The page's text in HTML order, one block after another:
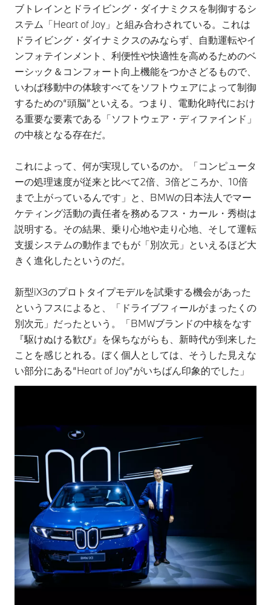
ブトレインとドライビング・ダイナミクスを制御するシ
ステム「Heart of Joy」と組み合わされている。これは
ドライビング・ダイナミクスのみならず、自動運転やイ
ンフォテインメント、利便性や快適性を高めるためのベ
ーシック＆コンフォート向上機能をつかさどるもので、
いわば移動中の体験すべてをソフトウェアによって制御
するための“頭脳”といえる。つまり、電動化時代におけ
る重要な要素である「ソフトウェア・ディファインド」
の中核となる存在だ。
これによって、何が実現しているのか。「コンピュータ
ーの処理速度が従来と比べて2倍、3倍どころか、10倍
まで上がっているんです」と、BMWの日本法人でマー
ケティング活動の責任者を務めるフス・カール・秀樹は
説明する。その結果、乗り心地や走り心地、そして運転
支援システムの動作までもが「別次元」といえるほど大
きく進化したというのだ。
新型iX3のプロトタイプモデルを試乗する機会があった
というフスによると、「ドライブフィールがまったくの
別次元」だったという。「BMWブランドの中核をなす
『駆けぬける歓び』を保ちながらも、新時代が到来した
ことを感じとれる。ぼく個人としては、そうした見えな
い部分にある“Heart of Joy”がいちばん印象的でした」